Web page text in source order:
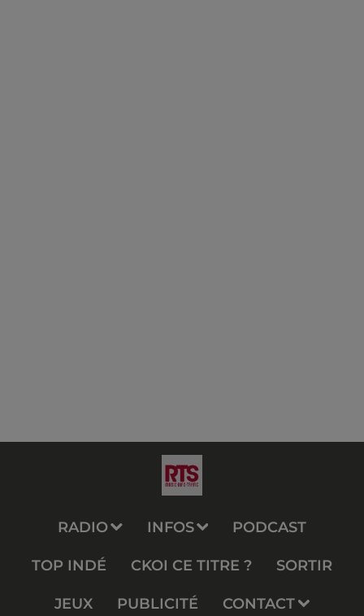
RADIO INFOS PODCAST
TOP INDÉ CKOI CE TITRE ? SORTIR
JEUX PUBLICITÉ CONTACT